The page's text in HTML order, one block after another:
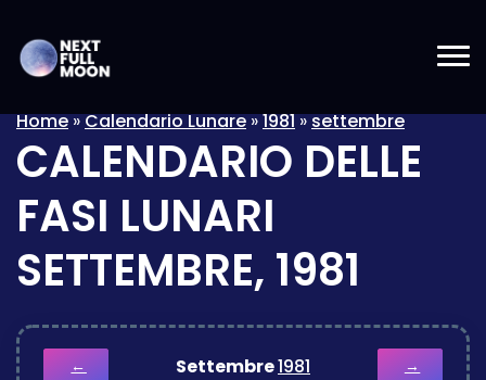
Home»Calendario Lunare»1981»settembre
CALENDARIO DELLE
FASI LUNARI
SETTEMBRE, 1981
← Settembre1981 →